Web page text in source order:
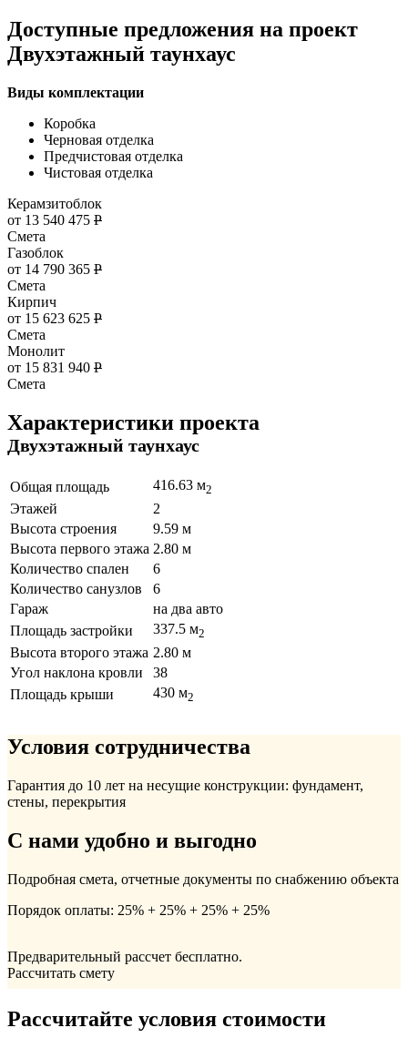
Доступные предложения на проект
Двухэтажный таунхаус
Виды комплектации
Коробка
Черновая отделка
Предчистовая отделка
Чистовая отделка
Керамзитоблок
от 13 540 475 Р
Смета
Газоблок
от 14 790 365 Р
Смета
Кирпич
от 15 623 625 Р
Смета
Монолит
от 15 831 940 Р
Смета
Характеристики проекта
Двухэтажный таунхаус
Общая площадь 416.63 м2
Этажей
2
Высота строения
9.59 м
Высота первого этажа 2.80 м
Количество спален
6
Количество санузлов
6
Гараж
на два авто
Площадь застройки
337.5 м2
Высота второго этажа 2.80 м
Угол наклона кровли
38
Площадь крыши
430 м2
Условия сотрудничества
Гарантия до 10 лет на несущие конструкции: фундамент,
стены, перекрытия
С нами удобно и выгодно
Подробная смета, отчетные документы по снабжению объекта
Порядок оплаты: 25% + 25% + 25% + 25%
Предварительный рассчет бесплатно.
Рассчитать смету
Рассчитайте условия стоимости